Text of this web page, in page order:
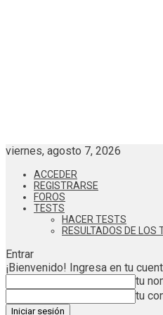
viernes, agosto 7, 2026
ACCEDER
REGISTRARSE
FOROS
TESTS
HACER TESTS
RESULTADOS DE LOS
Entrar
¡Bienvenido! Ingresa en tu
tu
tu